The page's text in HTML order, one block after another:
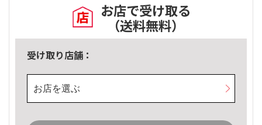
お店で受け取る
（送料無料）
受け取り店舗：
お店を選ぶ